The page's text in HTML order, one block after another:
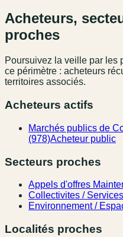
Acheteurs,
proches
Poursuivez la veille par les
ce périmètre : acheteurs
territoires associés.
Acheteurs actifs
Marchés publics de
(978)Acheteur public
Secteurs proches
Appels d'offres
Collectivites /
Environnement /
Localités proches